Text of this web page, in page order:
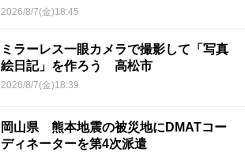
2026/8/7(金)18:45
ミラーレス一眼カメラで撮影して「写真
絵日記」を作ろう 高松市
2026/8/7(金)18:39
岡山県 熊本地震の被災地にDMATコー
ディネーターを第4次派遣